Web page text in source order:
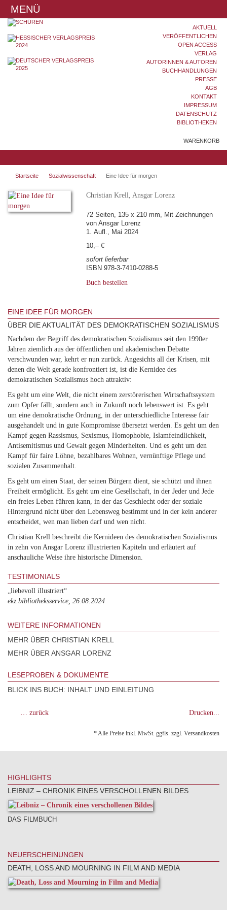
MENÜ
AKTUELL
VERÖFFENTLICHEN
OPEN ACCESS
VERLAG
AUTORINNEN & AUTOREN
BUCHHANDLUNGEN
PRESSE
AGB
KONTAKT
IMPRESSUM
DATENSCHUTZ
BIBLIOTHEKEN
WARENKORB
Startseite Sozialwissenschaft Eine Idee für morgen
Christian Krell, Ansgar Lorenz
72 Seiten, 135 x 210 mm, Mit Zeichnungen
von Ansgar Lorenz
1. Aufl., Mai 2024
10,– €
sofort lieferbar
ISBN 978-3-7410-0288-5
Buch bestellen
EINE IDEE FÜR MORGEN
ÜBER DIE AKTUALITÄT DES DEMOKRATISCHEN SOZIALISMUS
Nachdem der Begriff des demokratischen Sozialismus seit den 1990er
Jahren ziemlich aus der öffentlichen und akademischen Debatte
verschwunden war, kehrt er nun zurück. Angesichts all der Krisen, mit
denen die Welt gerade konfrontiert ist, ist die Kernidee des
demokratischen Sozialismus hoch attraktiv:
Es geht um eine Welt, die nicht einem zerstörerischen Wirtschaftssystem
zum Opfer fällt, sondern auch in Zukunft noch lebenswert ist. Es geht
um eine demokratische Ordnung, in der unterschiedliche Interesse fair
ausgehandelt und in gute Kompromisse übersetzt werden. Es geht um den
Kampf gegen Rassismus, Sexismus, Homophobie, Islamfeindlichkeit,
Antisemitismus und Gewalt gegen Minderheiten. Und es geht um den
Kampf für faire Löhne, bezahlbares Wohnen, vernünftige Pflege und
sozialen Zusammenhalt.
Es geht um einen Staat, der seinen Bürgern dient, sie schützt und ihnen
Freiheit ermöglicht. Es geht um eine Gesellschaft, in der Jeder und Jede
ein freies Leben führen kann, in der das Geschlecht oder der soziale
Hintergrund nicht über den Lebensweg bestimmt und in der kein anderer
entscheidet, wen man lieben darf und wen nicht.
Christian Krell beschreibt die Kernideen des demokratischen Sozialismus
in zehn von Ansgar Lorenz illustrierten Kapiteln und erläutert auf
anschauliche Weise ihre historische Dimension.
TESTIMONIALS
„liebevoll illustriert“
ekz.bibliotheksservice, 26.08.2024
WEITERE INFORMATIONEN
MEHR ÜBER CHRISTIAN KRELL
MEHR ÜBER ANSGAR LORENZ
LESEPROBEN & DOKUMENTE
BLICK INS BUCH: INHALT UND EINLEITUNG
… zurück Drucken...
* Alle Preise inkl. MwSt. ggfls. zzgl. Versandkosten
HIGHLIGHTS
LEIBNIZ – CHRONIK EINES VERSCHOLLENEN BILDES
DAS FILMBUCH
NEUERSCHEINUNGEN
DEATH, LOSS AND MOURNING IN FILM AND MEDIA